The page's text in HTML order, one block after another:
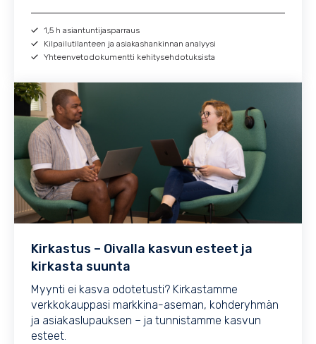
1,5 h asiantuntijasparraus
Kilpailutilanteen ja asiakashankinnan analyysi
Yhteenvetodokumentti kehitysehdotuksista
Kirkastus – Oivalla kasvun esteet ja
kirkasta suunta
Myynti ei kasva odotetusti? Kirkastamme
verkkokauppasi markkina-aseman, kohderyhmän
ja asiakaslupauksen – ja tunnistamme kasvun
esteet.